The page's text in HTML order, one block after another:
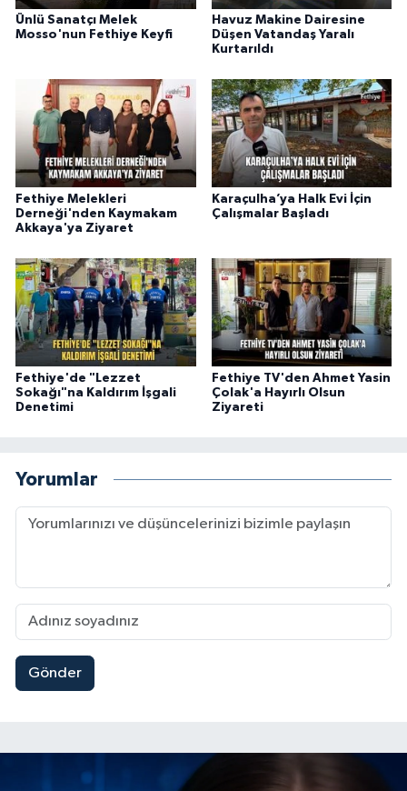
Ünlü Sanatçı Melek
Mosso'nun Fethiye Keyfi
Havuz Makine Dairesine
Düşen Vatandaş Yaralı
Kurtarıldı
Fethiye Melekleri
Derneği'nden Kaymakam
Akkaya'ya Ziyaret
Karaçulha’ya Halk Evi İçin
Çalışmalar Başladı
Fethiye'de "Lezzet
Sokağı"na Kaldırım İşgali
Denetimi
Fethiye TV'den Ahmet Yasin
Çolak'a Hayırlı Olsun
Ziyareti
Yorumlar
Gönder